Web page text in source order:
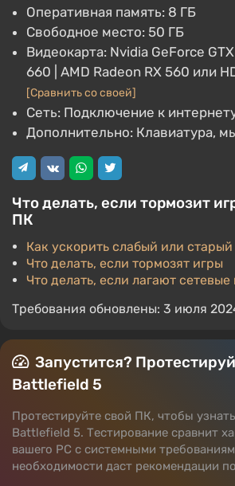
Оперативная память: 8 ГБ
Свободное место: 50 ГБ
Видеокарта: Nvidia GeForce
660 | AMD Radeon RX 560 или
[Сравнить со своей]
Сеть: Подключение к
Дополнительно: Клавиатура,
Что делать, если тормозит
ПК
Как ускорить слабый или
Что делать, если тормозят игры
Что делать, если лагают сетевые
Требования обновлены: 3 июля
Запустится?
Battlefield 5
Протестируйте свой ПК, чтобы
Battlefield 5. Тестирование сравнит
вашего PC с системными
необходимости даст рекомендации